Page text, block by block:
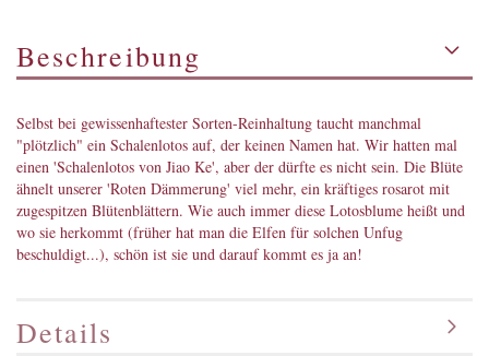
Beschreibung
Selbst bei gewissenhaftester Sorten-Reinhaltung taucht manchmal
"plötzlich" ein Schalenlotos auf, der keinen Namen hat. Wir hatten mal
einen 'Schalenlotos von Jiao Ke', aber der dürfte es nicht sein. Die Blüte
ähnelt unserer 'Roten Dämmerung' viel mehr, ein kräftiges rosarot mit
zugespitzen Blütenblättern. Wie auch immer diese Lotosblume heißt und
wo sie herkommt (früher hat man die Elfen für solchen Unfug
beschuldigt...), schön ist sie und darauf kommt es ja an!
Details